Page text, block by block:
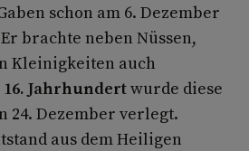
schon am 6. Dezember
brachte neben Nüssen,
Kleinigkeiten auch
16. Jahrhundertwurde diese
24. Dezember verlegt.
aus dem Heiligen